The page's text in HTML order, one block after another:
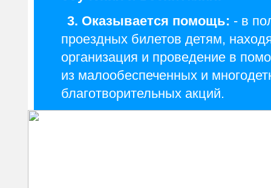
3. Оказывается помощь: - в
проездных билетов детям,
организация и проведение в
из малообеспеченных и
благотворительных акций.